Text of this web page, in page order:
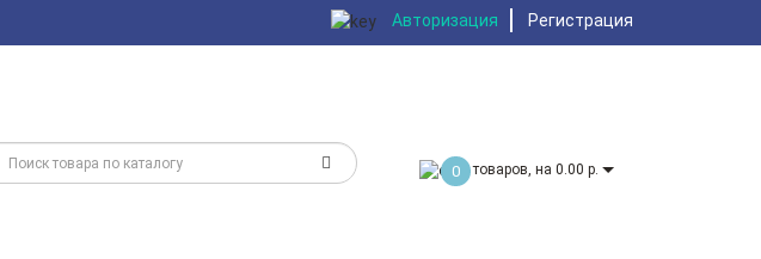
Авторизация Регистрация
0 товаров, на 0.00 р.